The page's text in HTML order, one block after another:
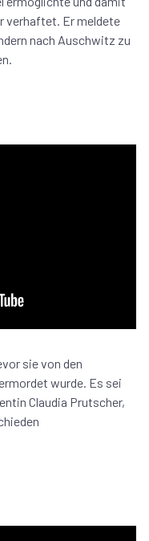
verhaftet. Er meldete
nach Auschwitz zu
sie von den
wurde. Es sei
Claudia Prutscher,